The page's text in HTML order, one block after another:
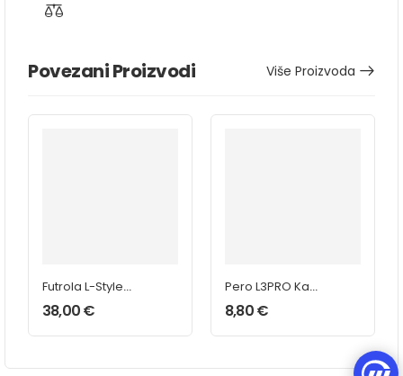
Povezani Proizvodi Više Proizvoda
Futrola L-Style
Cameo
38,00€
Pero L3PRO Kami
Vintage
8,80€